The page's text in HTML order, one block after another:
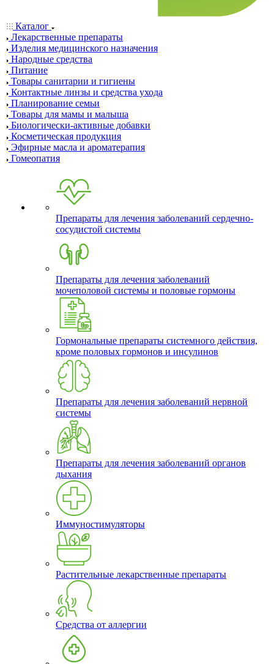
Каталог
Лекарственные препараты
Изделия медицинского назначения
Народные средства
Питание
Товары санитарии и гигиены
Контактные линзы и средства ухода
Планирование семьи
Товары для мамы и малыша
Биологически-активные добавки
Косметическая продукция
Эфирные масла и ароматерапия
Гомеопатия
Препараты для лечения заболеваний сердечно-
сосудистой системы
Препараты для лечения заболеваний
мочеполовой системы и половые гормоны
Гормональные препараты системного действия,
кроме половых гормонов и инсулинов
Препараты для лечения заболеваний нервной
системы
Препараты для лечения заболеваний органов
дыхания
Иммуностимуляторы
Растительные лекарственные препараты
Средства от аллергии